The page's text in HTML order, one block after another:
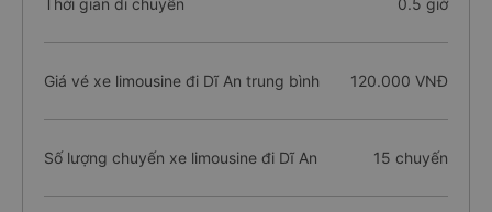
Thời gian di chuyển 0.5 giờ
Giá vé xe limousine đi Dĩ An trung bình 120.000 VNĐ
Số lượng chuyến xe limousine đi Dĩ An 15 chuyến